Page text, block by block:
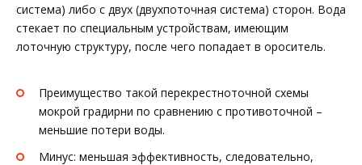
система) либо с двух (двухпоточная система) сторон. Вода
стекает по специальным устройствам, имеющим
лоточную структуру, после чего попадает в ороситель.
Преимущество такой перекрестноточной схемы
мокрой градирни по сравнению с противоточной –
меньшие потери воды.
Минус: меньшая эффективность, следовательно,